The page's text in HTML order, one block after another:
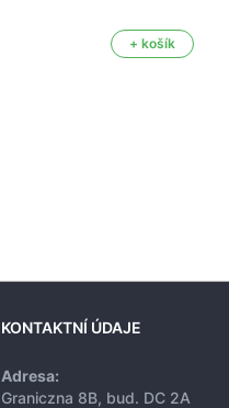
+ košík
KONTAKTNÍ ÚDAJE
Adresa:
Graniczna 8B, bud. DC 2A